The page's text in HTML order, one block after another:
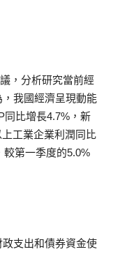
，分析研究當前經
我國經濟呈現動能
同比增長4.7%，新
工業企業利潤同比
較第一季度的5.0%
支出和債券資金使